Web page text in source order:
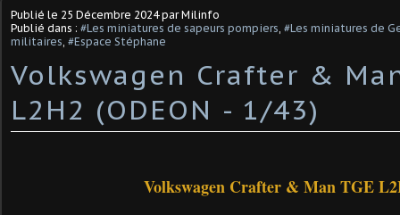
Publié le 25 Décembre 2024par Milinfo
Publié dans : #Les miniatures de sapeurs pompiers, #Les miniatures de
militaires, #Espace Stéphane
Volkswagen Crafter &
L2H2 (ODEON - 1/43)
Volkswagen Crafter & Man TGE